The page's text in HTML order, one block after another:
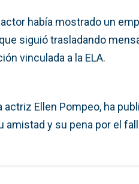
había mostrado un
siguió trasladando
vinculada a la ELA.
actriz Ellen Pompeo, ha
amistad y su pena por el